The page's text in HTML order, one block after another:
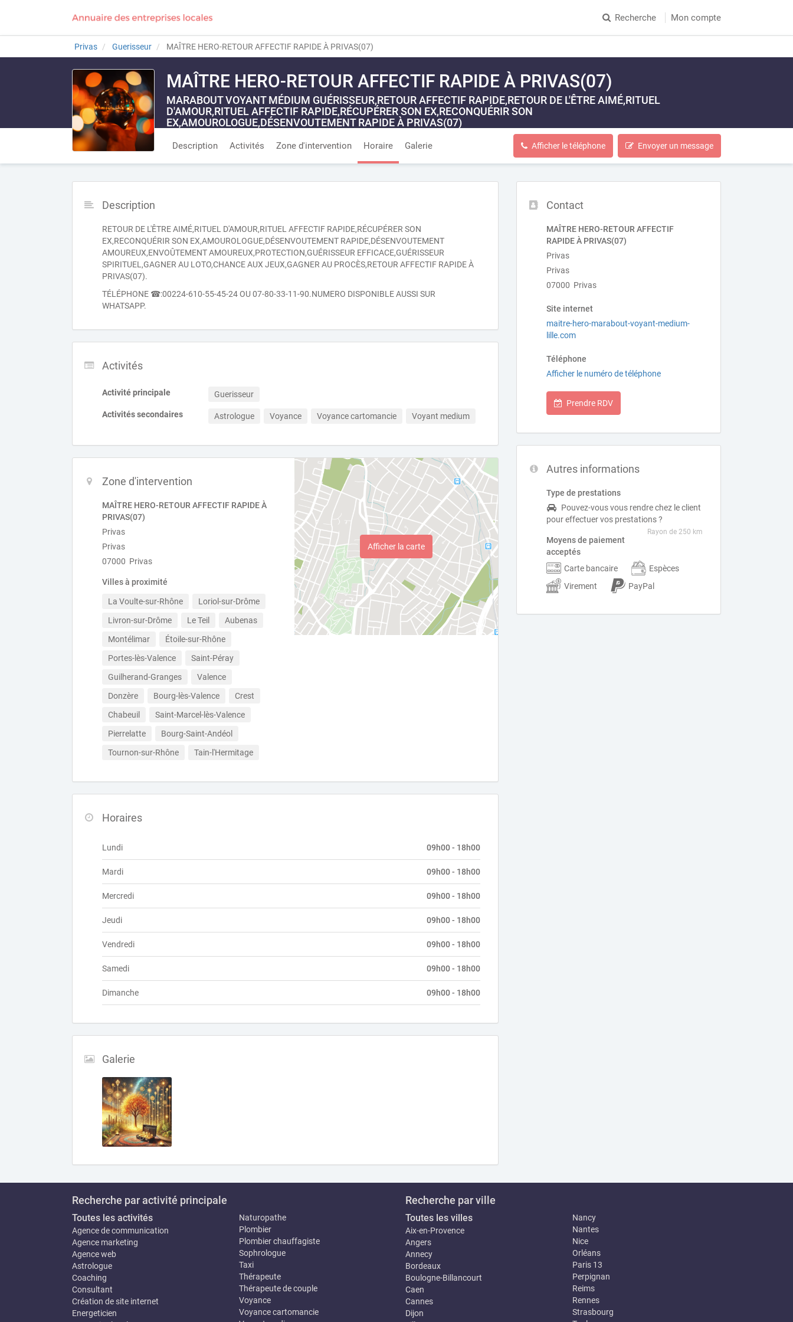
Recherche Mon compte
Privas Guerisseur MAÎTRE HERO-RETOUR AFFECTIF RAPIDE À PRIVAS(07)
MAÎTRE HERO-RETOUR AFFECTIF RAPIDE À PRIVAS(07)
MARABOUT VOYANT MÉDIUM GUÉRISSEUR,RETOUR AFFECTIF RAPIDE,RETOUR DE L'ÊTRE AIMÉ,RITUEL
D'AMOUR,RITUEL AFFECTIF RAPIDE,RÉCUPÉRER SON EX,RECONQUÉRIR SON
EX,AMOUROLOGUE,DÉSENVOUTEMENT RAPIDE À PRIVAS(07)
Description Activités Zone d'intervention Horaire Galerie Afficher le téléphone Envoyer un message
Contact
MAÎTRE HERO-RETOUR AFFECTIF
RAPIDE À PRIVAS(07)
Privas
Privas
07000 Privas
Site internet
maitre-hero-marabout-voyant-medium-
lille.com
Téléphone
Afficher le numéro de téléphone
Prendre RDV
Autres informations
Type de prestations
Pouvez-vous vous rendre chez le client
pour effectuer vos prestations ?
Rayon de 250 km
Moyens de paiement
acceptés
Carte bancaire
Espèces
Virement
PayPal
Description
RETOUR DE L'ÊTRE AIMÉ,RITUEL D'AMOUR,RITUEL AFFECTIF RAPIDE,RÉCUPÉRER SON
EX,RECONQUÉRIR SON EX,AMOUROLOGUE,DÉSENVOUTEMENT RAPIDE,DÉSENVOUTEMENT
AMOUREUX,ENVOÛTEMENT AMOUREUX,PROTECTION,GUÉRISSEUR EFFICACE,GUÉRISSEUR
SPIRITUEL,GAGNER AU LOTO,CHANCE AUX JEUX,GAGNER AU PROCÈS,RETOUR AFFECTIF RAPIDE À
PRIVAS(07).
TÉLÉPHONE ☎:00224-610-55-45-24 OU 07-80-33-11-90.NUMERO DISPONIBLE AUSSI SUR
WHATSAPP.
Activités
Activité principale Guerisseur
Activités secondaires Astrologue Voyance Voyance cartomancie Voyant medium
Zone d'intervention
MAÎTRE HERO-RETOUR AFFECTIF RAPIDE À
PRIVAS(07)
Privas
Privas
07000 Privas
Villes à proximité
La Voulte-sur-Rhône
Loriol-sur-Drôme
Livron-sur-Drôme
Le Teil
Aubenas
Montélimar
Étoile-sur-Rhône
Portes-lès-Valence
Saint-Péray
Guilherand-Granges
Valence
Donzère
Bourg-lès-Valence
Crest
Chabeuil
Saint-Marcel-lès-Valence
Pierrelatte
Bourg-Saint-Andéol
Tournon-sur-Rhône
Tain-l'Hermitage
Afficher la carte
Horaires
Lundi 09h00 - 18h00
Mardi 09h00 - 18h00
Mercredi 09h00 - 18h00
Jeudi 09h00 - 18h00
Vendredi 09h00 - 18h00
Samedi 09h00 - 18h00
Dimanche 09h00 - 18h00
Galerie
Recherche par activité principale
Toutes les activités
Agence de communication
Agence marketing
Agence web
Astrologue
Coaching
Consultant
Création de site internet
Energeticien
Naturopathe
Plombier
Plombier chauffagiste
Sophrologue
Taxi
Thérapeute
Thérapeute de couple
Voyance
Voyance cartomancie
Recherche par ville
Toutes les villes
Aix-en-Provence
Angers
Annecy
Bordeaux
Boulogne-Billancourt
Caen
Cannes
Dijon
Nancy
Nantes
Nice
Orléans
Paris 13
Perpignan
Reims
Rennes
Strasbourg